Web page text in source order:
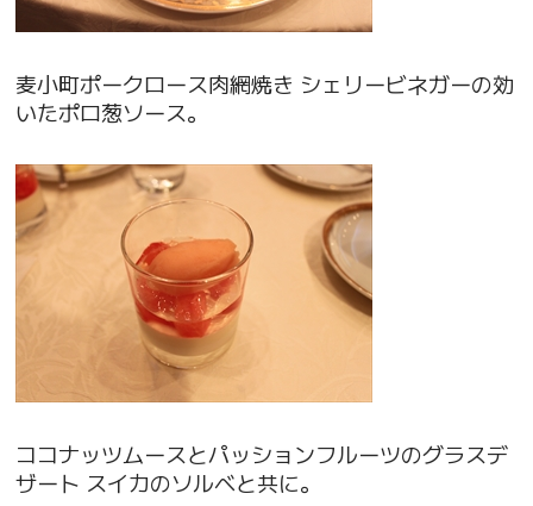
麦小町ポークロース肉網焼き シェリービネガーの効
いたポロ葱ソース。
ココナッツムースとパッションフルーツのグラスデ
ザート スイカのソルベと共に。